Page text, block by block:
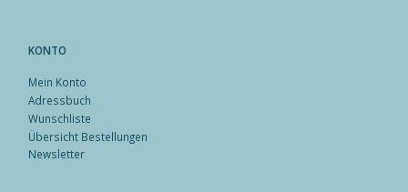
KONTO
Mein Konto
Adressbuch
Wunschliste
Übersicht Bestellungen
Newsletter